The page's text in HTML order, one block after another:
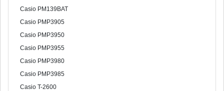
Casio PM139BAT
Casio PMP3905
Casio PMP3950
Casio PMP3955
Casio PMP3980
Casio PMP3985
Casio T-2600